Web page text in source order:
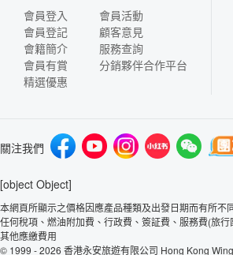
會員登入
會員登記
會籍簡介
會員有賞
精選優惠
會員活動
顧客意見
服務查詢
分銷夥伴合作平台
關注我們
[object Object]
本網頁所顯示之價格因應產品種類及出發日期而有所不
任何稅項、燃油附加費、行政費、簽証費、服務費(旅行
其他應繳費用
© 1999 - 2026 香港永安旅遊有限公司 Hong Kong